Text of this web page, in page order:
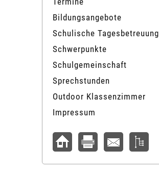
Bildungsangebote
Schulische Tagesbetreuung
Schwerpunkte
Schulgemeinschaft
Sprechstunden
Outdoor Klassenzimmer
Impressum